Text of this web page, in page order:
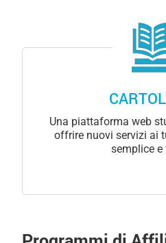
Una piattaforma web
offrire nuovi servizi ai
semplice e